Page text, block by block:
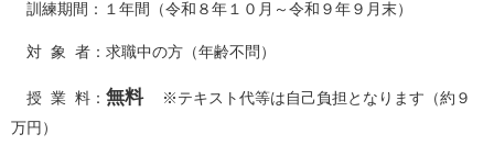
訓練期間：１年間（令和８年１０月～令和９年９月末）
対 象 者：求職中の方（年齢不問）
授 業 料： 無料
※テキスト代等は自己負担となります（約９
万円）